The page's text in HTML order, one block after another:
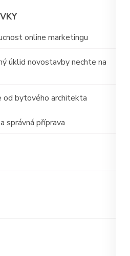
online marketingu
úklid novostavby nechte na
od bytového architekta
správná příprava